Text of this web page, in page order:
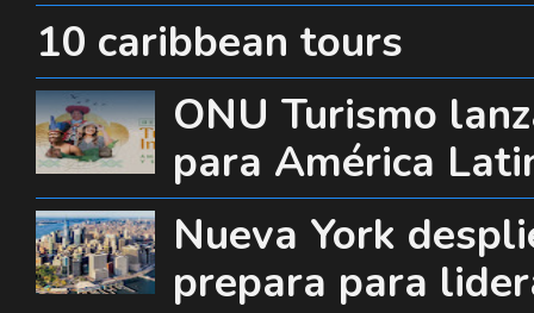
10 caribbean tours
ONU Turismo
para América
Nueva York
prepara para